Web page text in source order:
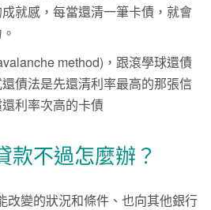
就感，每當還清一筆卡債，就會
method)，跟滾學球還債
債法是先還清利率最高的那張信
利率次高的卡債
款不過怎麼辦？
改變的狀況和條件、也向其他銀行